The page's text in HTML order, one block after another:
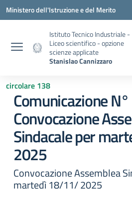
Vai ai contenuti
Vai al menu di navigazione
Vai al footer
Ministero dell'Istruzione e del Merito
Istituto Tecnico Industriale -
Liceo scientifico - opzione
scienze applicate
Stanislao Cannizzaro
circolare 138
Comunicazione
Convocazione
Sindacale per
2025
Convocazione Assemblea
martedì 18/11/ 2025